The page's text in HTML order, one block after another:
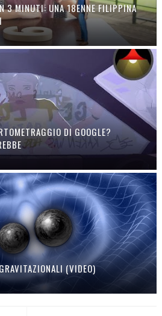
3 MINUTI: UNA 18ENNE FILIPPINA
DI GOOGLE?
(VIDEO)